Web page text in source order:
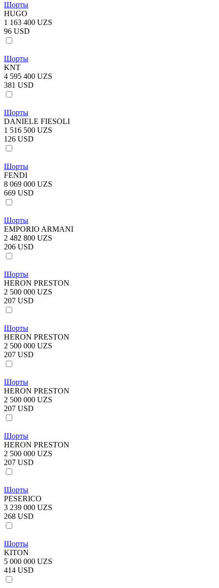
Шорты
HUGO
1 163 400 UZS
96 USD
Шорты
KNT
4 595 400 UZS
381 USD
Шорты
DANIELE FIESOLI
1 516 500 UZS
126 USD
Шорты
FENDI
8 069 000 UZS
669 USD
Шорты
EMPORIO ARMANI
2 482 800 UZS
206 USD
Шорты
HERON PRESTON
2 500 000 UZS
207 USD
Шорты
HERON PRESTON
2 500 000 UZS
207 USD
Шорты
HERON PRESTON
2 500 000 UZS
207 USD
Шорты
HERON PRESTON
2 500 000 UZS
207 USD
Шорты
PESERICO
3 239 000 UZS
268 USD
Шорты
KITON
5 000 000 UZS
414 USD